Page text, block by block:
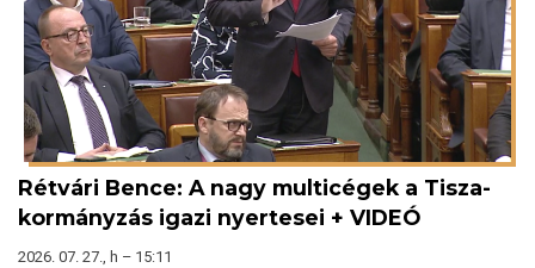
Rétvári Bence: A nagy multicégek a Tisza-
kormányzás igazi nyertesei + VIDEÓ
2026. 07. 27., h – 15:11